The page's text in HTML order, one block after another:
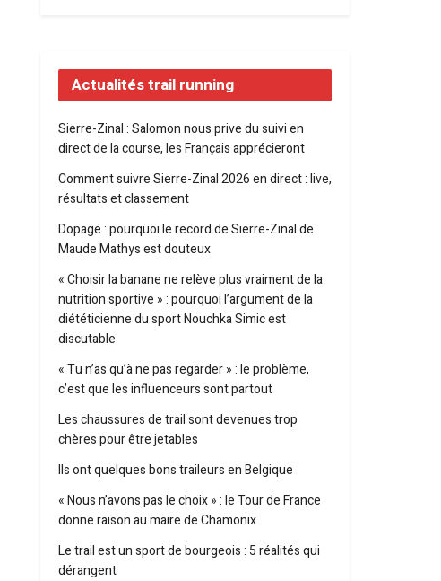
Actualités trail running
Sierre-Zinal : Salomon nous prive du suivi en
direct de la course, les Français apprécieront
Comment suivre Sierre-Zinal 2026 en direct : live,
résultats et classement
Dopage : pourquoi le record de Sierre-Zinal de
Maude Mathys est douteux
« Choisir la banane ne relève plus vraiment de la
nutrition sportive » : pourquoi l’argument de la
diététicienne du sport Nouchka Simic est
discutable
« Tu n’as qu’à ne pas regarder » : le problème,
c’est que les influenceurs sont partout
Les chaussures de trail sont devenues trop
chères pour être jetables
Ils ont quelques bons traileurs en Belgique
« Nous n’avons pas le choix » : le Tour de France
donne raison au maire de Chamonix
Le trail est un sport de bourgeois : 5 réalités qui
dérangent